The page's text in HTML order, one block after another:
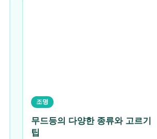
조명
무드등의 다양한 종류와 고르기
팁